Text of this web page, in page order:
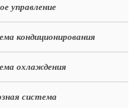
управление
кондиционирования
охлаждения
система